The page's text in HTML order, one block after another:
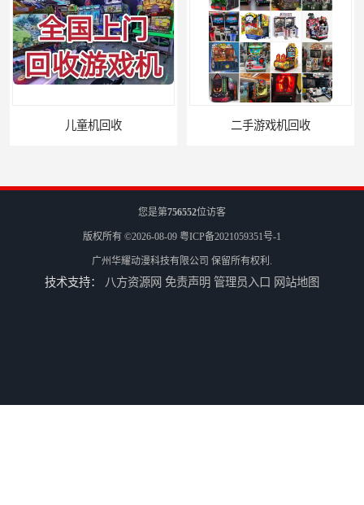
儿童机回收 二手游戏机回收
您是第756552位访客
版权所有 ©2026-08-09 粤ICP备2021059351号-1
广州华耀动漫科技有限公司 保留所有权利.
技术支持： 八方资源网 免责声明 管理员入口 网站地图